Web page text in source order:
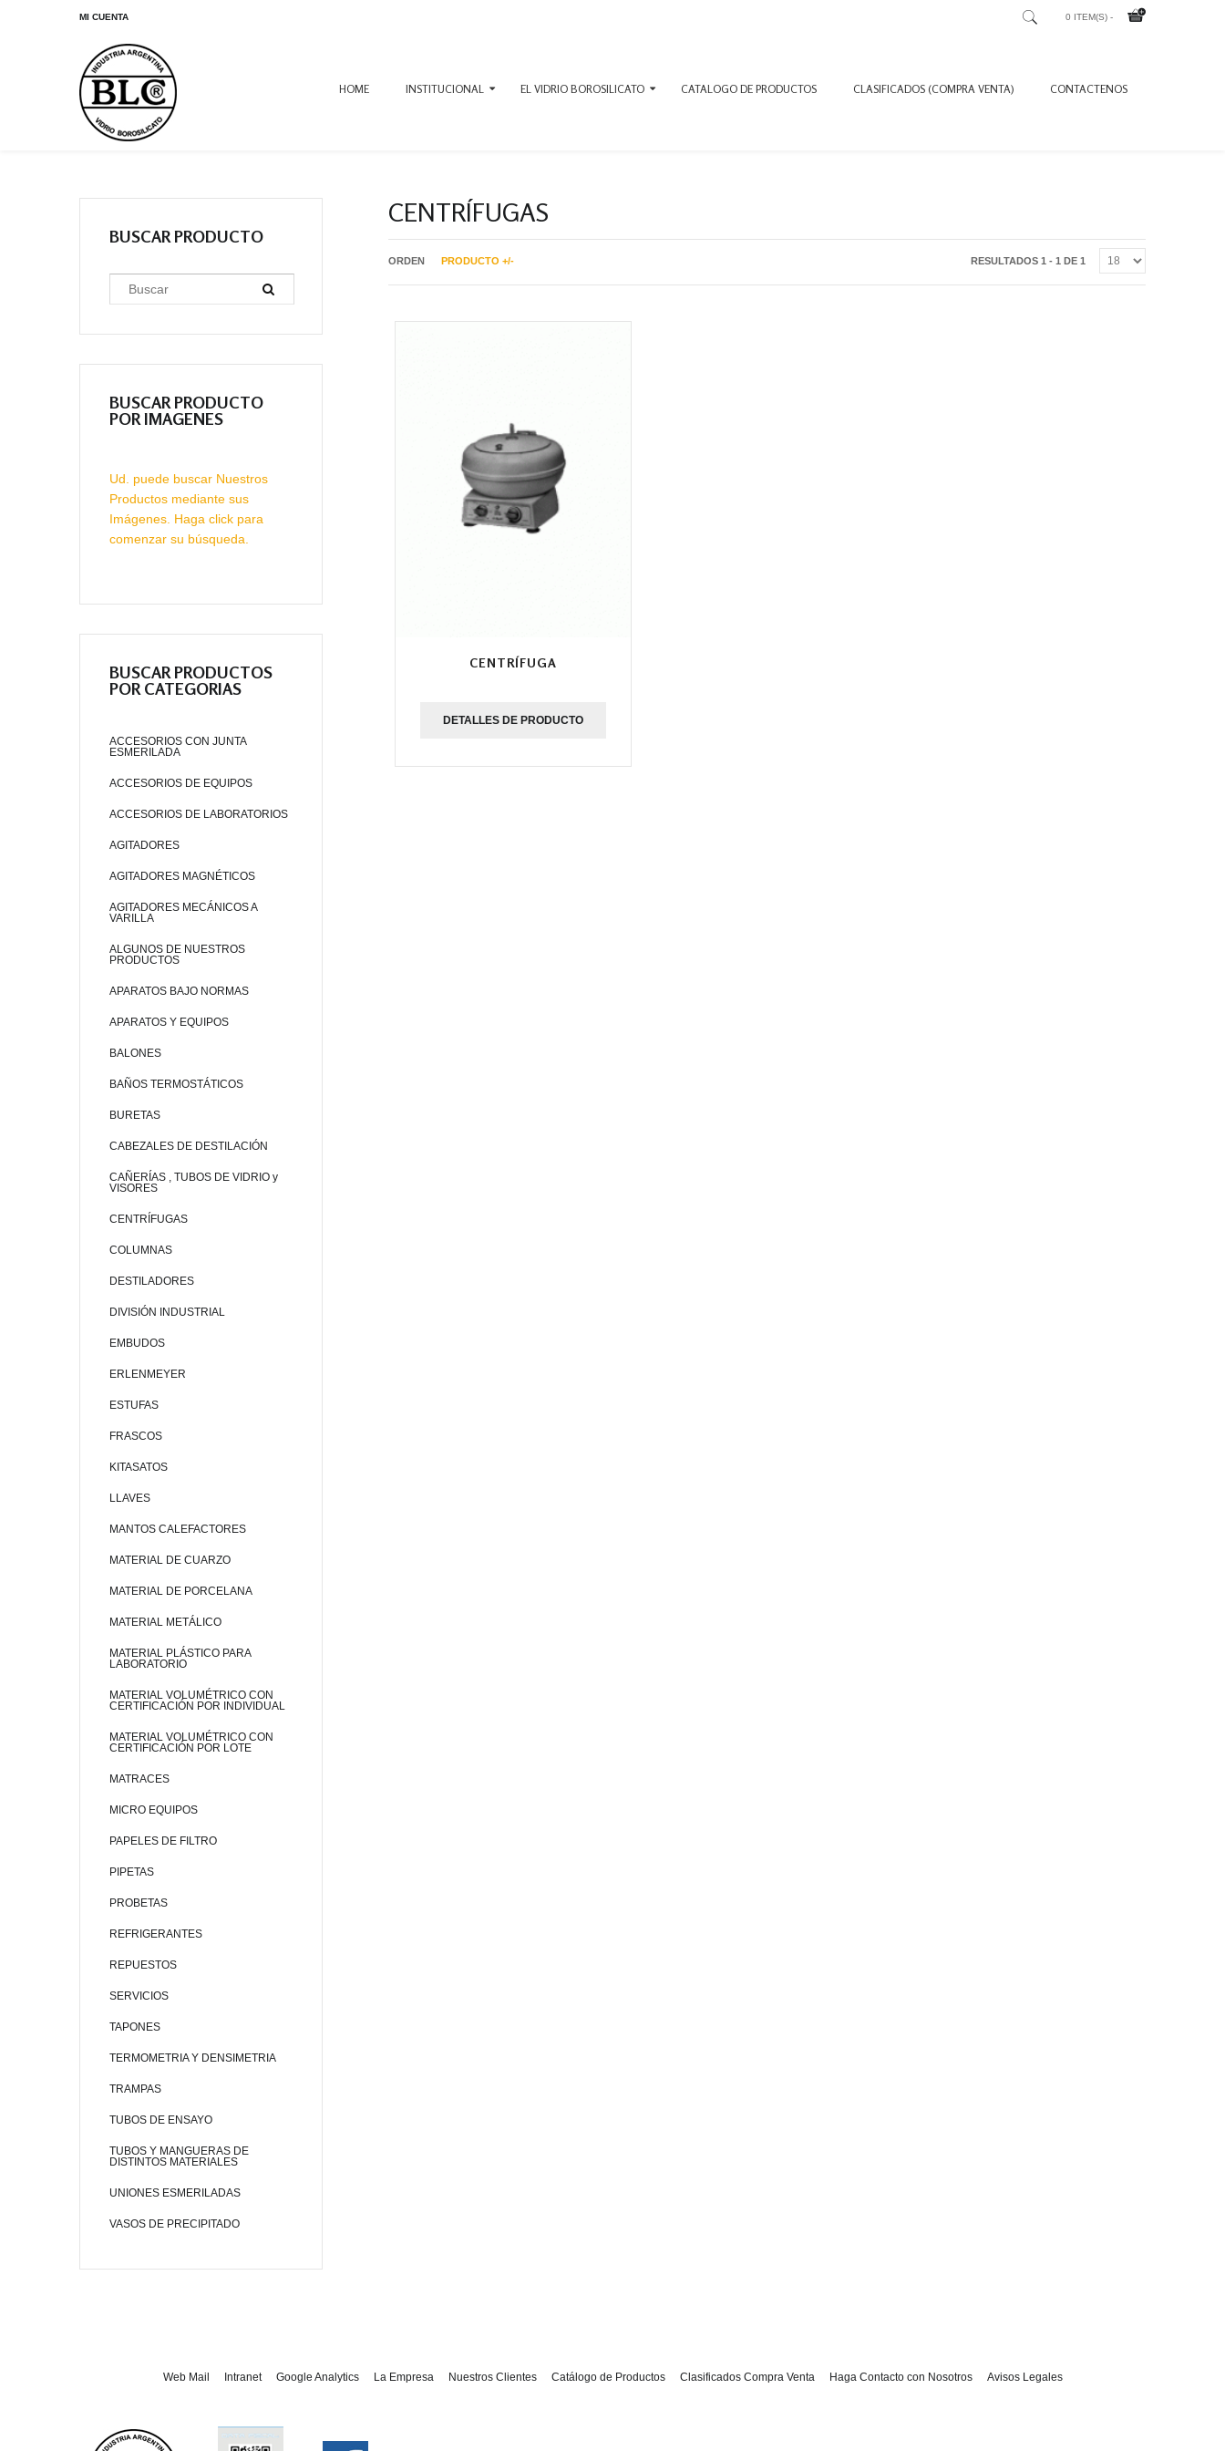
MI CUENTA 0 ITEM(S) -
HOME INSTITUCIONAL EL VIDRIO BOROSILICATO CATALOGO DE PRODUCTOS CLASIFICADOS (COMPRA VENTA) CONTACTENOS
CENTRÍFUGAS
ORDEN PRODUCTO +/- RESULTADOS 1 - 1 DE 1
CENTRÍFUGA
DETALLES DE PRODUCTO
BUSCAR PRODUCTO
BUSCAR PRODUCTO
POR IMAGENES
Ud. puede buscar Nuestros
Productos mediante sus
Imágenes. Haga click para
comenzar su búsqueda.
BUSCAR PRODUCTOS
POR CATEGORIAS
ACCESORIOS CON JUNTA
ESMERILADA
ACCESORIOS DE EQUIPOS
ACCESORIOS DE LABORATORIOS
AGITADORES
AGITADORES MAGNÉTICOS
AGITADORES MECÁNICOS A
VARILLA
ALGUNOS DE NUESTROS
PRODUCTOS
APARATOS BAJO NORMAS
APARATOS Y EQUIPOS
BALONES
BAÑOS TERMOSTÁTICOS
BURETAS
CABEZALES DE DESTILACIÓN
CAÑERÍAS , TUBOS DE VIDRIO y
VISORES
CENTRÍFUGAS
COLUMNAS
DESTILADORES
DIVISIÓN INDUSTRIAL
EMBUDOS
ERLENMEYER
ESTUFAS
FRASCOS
KITASATOS
LLAVES
MANTOS CALEFACTORES
MATERIAL DE CUARZO
MATERIAL DE PORCELANA
MATERIAL METÁLICO
MATERIAL PLÁSTICO PARA
LABORATORIO
MATERIAL VOLUMÉTRICO CON
CERTIFICACIÓN POR INDIVIDUAL
MATERIAL VOLUMÉTRICO CON
CERTIFICACIÓN POR LOTE
MATRACES
MICRO EQUIPOS
PAPELES DE FILTRO
PIPETAS
PROBETAS
REFRIGERANTES
REPUESTOS
SERVICIOS
TAPONES
TERMOMETRIA Y DENSIMETRIA
TRAMPAS
TUBOS DE ENSAYO
TUBOS Y MANGUERAS DE
DISTINTOS MATERIALES
UNIONES ESMERILADAS
VASOS DE PRECIPITADO
Web Mail Intranet Google Analytics La Empresa Nuestros Clientes Catálogo de Productos Clasificados Compra Venta Haga Contacto con Nosotros Avisos Legales